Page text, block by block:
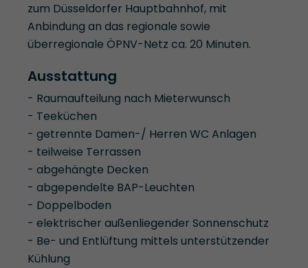
zum Düsseldorfer Hauptbahnhof, mit
Anbindung an das regionale sowie
überregionale ÖPNV-Netz ca. 20 Minuten.
Ausstattung
- Raumaufteilung nach Mieterwunsch
- Teeküchen
- getrennte Damen-/ Herren WC Anlagen
- teilweise Terrassen
- abgehängte Decken
- abgependelte BAP-Leuchten
- Doppelboden
- elektrischer außenliegender Sonnenschutz
- Be- und Entlüftung mittels unterstützender
Kühlung